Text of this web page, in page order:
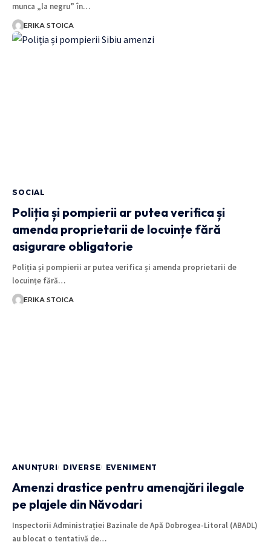
munca „la negru” în…
ERIKA STOICA
SOCIAL
Poliția și pompierii ar putea verifica și
amenda proprietarii de locuințe fără
asigurare obligatorie
Poliția și pompierii ar putea verifica și amenda proprietarii de
locuințe fără…
ERIKA STOICA
ANUNȚURI DIVERSE EVENIMENT
Amenzi drastice pentru amenajări ilegale
pe plajele din Năvodari
Inspectorii Administrației Bazinale de Apă Dobrogea-Litoral (ABADL)
au blocat o tentativă de…